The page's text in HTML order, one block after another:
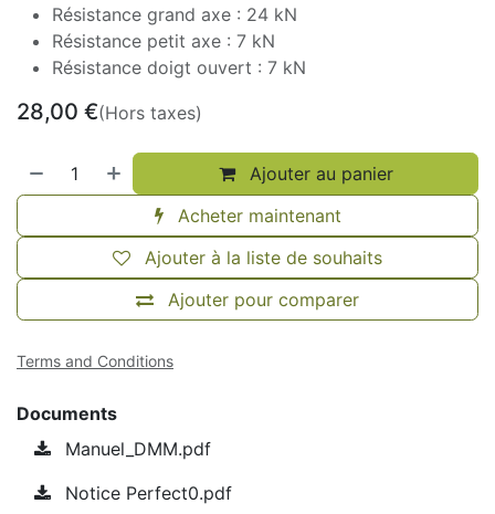
Résistance grand axe : 24 kN
Résistance petit axe : 7 kN
Résistance doigt ouvert : 7 kN
28,00 €(Hors taxes)
Ajouter au panier
Acheter maintenant
Ajouter pour comparer
Ajouter à la liste de souhaits
Terms and Conditions
Documents
Manuel_DMM.pdf
Notice Perfect0.pdf